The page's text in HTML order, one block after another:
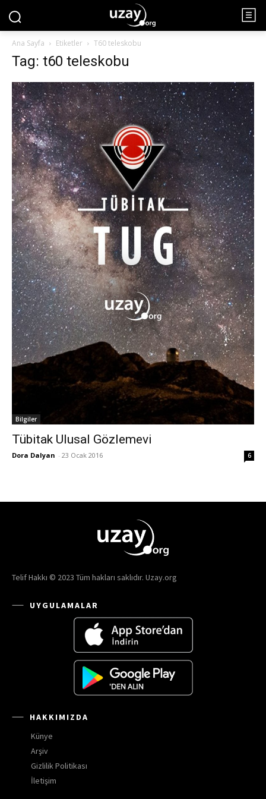
Ana Sayfa Etiketler T60 teleskobu
Tag: t60 teleskobu
Bilgiler
Tübitak Ulusal Gözlemevi
Dora Dalyan - 23 Ocak 2016 6
Telif Hakkı © 2023 Tüm hakları saklıdır. Uzay.org
UYGULAMALAR
HAKKIMIZDA
Künye
Arşiv
Gizlilik Politikası
İletişim